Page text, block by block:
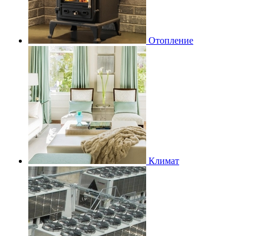
Отопление
Климат